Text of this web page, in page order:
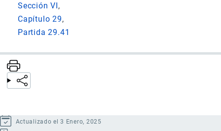
Sección VI
Capítulo 29
Partida 29.41
Actualizado el 3 Enero, 2025